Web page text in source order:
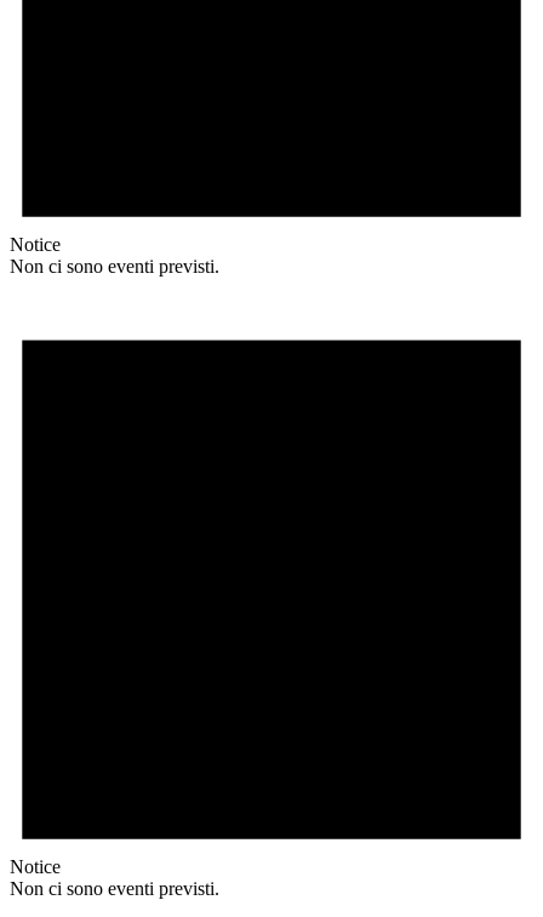
Notice
Non ci sono eventi previsti.
Notice
Non ci sono eventi previsti.